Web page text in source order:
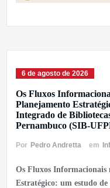
6 de agosto de 2026
Os Fluxos
Planejamento
Integrado de
Pernambuco (SIB-
Por Pedro Andretta em
Os Fluxos Informacionais
Estratégico: um estudo